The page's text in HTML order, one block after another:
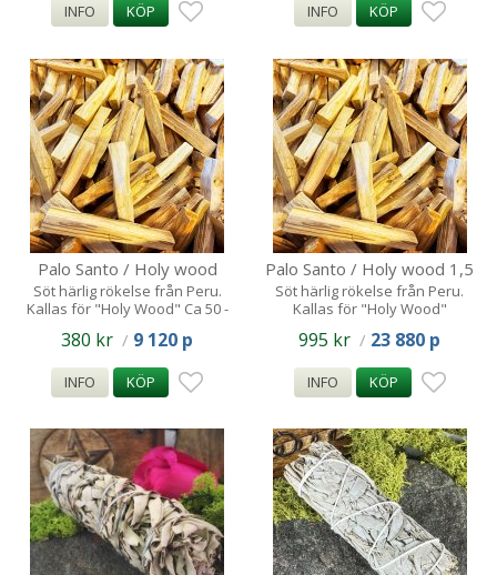
INFO KÖP INFO KÖP
Palo Santo / Holy wood
500g (ca 50-60 Stickor)
Söt härlig rökelse från Peru.
Kallas för "Holy Wood" Ca 50 -
380 kr / 9 120 p
INFO KÖP
Palo Santo / Holy wood 1,5
kg (ca 150-170 rökelse
Söt härlig rökelse från Peru.
Kallas för "Holy Wood"
995 kr / 23 880 p
INFO KÖP